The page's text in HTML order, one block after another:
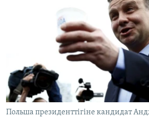
АРНАЙЫ ЖОБАЛАР
ЖАЗЫЛЫҢЫЗ
Польша президенттігіне кандидат